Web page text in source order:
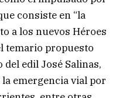
consiste en “la
a los nuevos Héroes
temario propuesto
edil José Salinas,
emergencia vial por